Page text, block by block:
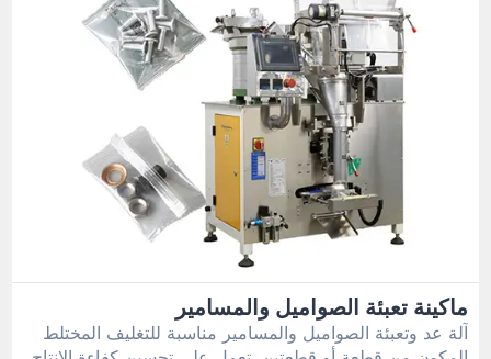
ماكينة تعبئة الصواميل والمسامير
آلة عد وتعبئة الصواميل والمسامير مناسبة للتغليف المختلط